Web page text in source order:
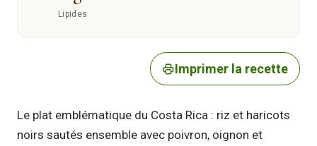
Lipides
Imprimer la recette
Le plat emblématique du Costa Rica : riz et haricots
noirs sautés ensemble avec poivron, oignon et